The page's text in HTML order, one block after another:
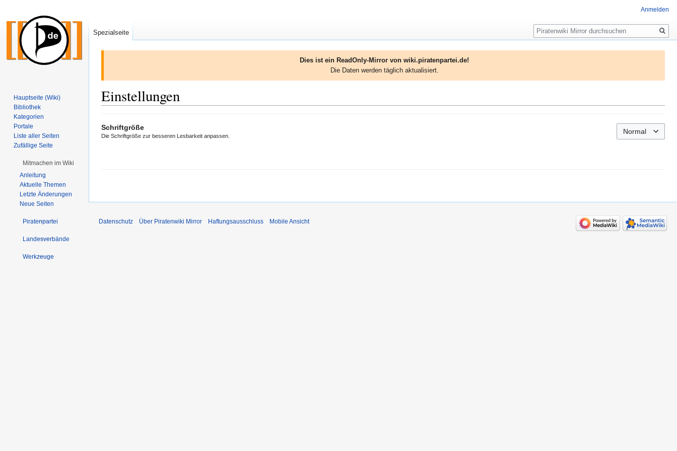
Dies ist ein ReadOnly-Mirror von wiki.piratenpartei.de!
Die Daten werden täglich aktualisiert.
Einstellungen
Navigation
springen
Suche
springen
Schriftgröße
Die Schriftgröße zur besseren Lesbarkeit anpassen.
Normal
Anmelden
Spezialseite
Suche
Hauptseite (Wiki)
Bibliothek
Kategorien
Portale
Liste aller Seiten
Zufällige Seite
Mitmachen im Wiki
Anleitung
Aktuelle Themen
Letzte Änderungen
Neue Seiten
Piratenpartei
Landesverbände
Werkzeuge
Datenschutz Über Piratenwiki Mirror Haftungsausschluss Mobile Ansicht